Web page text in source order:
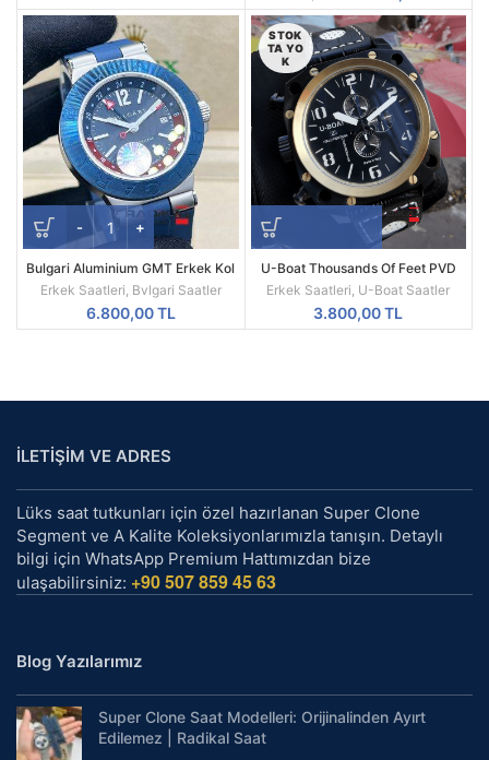
fiyat:
5.300,00 TL.fiyat:
Bulgari Aluminium GMT Erkek Kol
Saati
Erkek Saatleri, Bvlgari Saatler
6.800,00TL
STOK
TA YO
K
U-Boat Thousands Of Feet PVD
Kasa Replika Erkek Kol Saati
Erkek Saatleri, U-Boat Saatler
3.800,00TL
İLETİŞİM VE ADRES
Lüks saat tutkunları için özel hazırlanan Super Clone
Segment ve A Kalite Koleksiyonlarımızla tanışın. Detaylı
bilgi için WhatsApp Premium Hattımızdan bize
ulaşabilirsiniz: +90 507 859 45 63
Blog Yazılarımız
Super Clone Saat Modelleri: Orijinalinden Ayırt
Edilemez | Radikal Saat